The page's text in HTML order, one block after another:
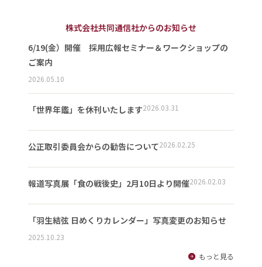
株式会社共同通信社からのお知らせ
6/19(金）開催 採用広報セミナー＆ワークショップの
ご案内
2026.05.10
「世界年鑑」を休刊いたします2026.03.31
公正取引委員会からの勧告について2026.02.25
報道写真展「食の戦後史」2月10日より開催2026.02.03
「羽生結弦 日めくりカレンダー」写真変更のお知らせ
2025.10.23
もっと見る